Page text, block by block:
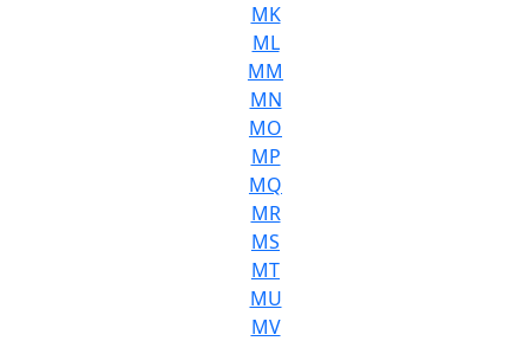
MK
ML
MM
MN
MO
MP
MQ
MR
MS
MT
MU
MV